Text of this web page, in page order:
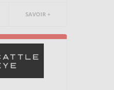
SAVOIR +